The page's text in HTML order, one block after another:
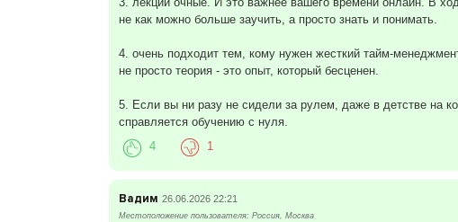
не как можно больше заучить, а просто знать и понимать.
4. очень подходит тем, кому нужен жесткий тайм-
не просто теория - это опыт, который бесценен.
5. Если вы ни разу не сидели за рулем, даже в детстве на
справляется обучению с нуля.
4 1
Вадим 26.06.2026 22:21
Местоположение пользователя: Россия, Москва